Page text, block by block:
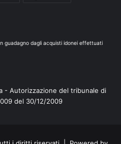
guadagno dagli acquisti idonei effettuati
- Autorizzazione del tribunale di
del 30/12/2009